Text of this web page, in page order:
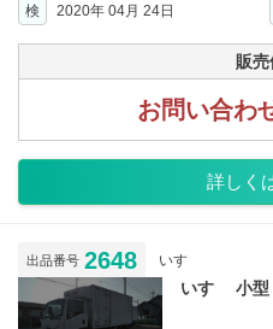
検
2020年 04月 24日
販売
お問い合わ
詳しく
出品番号 2648 いすゞ
いすゞ 小